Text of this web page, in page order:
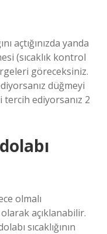
açtığınızda yanda
(sıcaklık kontrol
göreceksiniz.
düğmeyi
ediyorsanız 2
olmalı
açıklanabilir.
sıcaklığının